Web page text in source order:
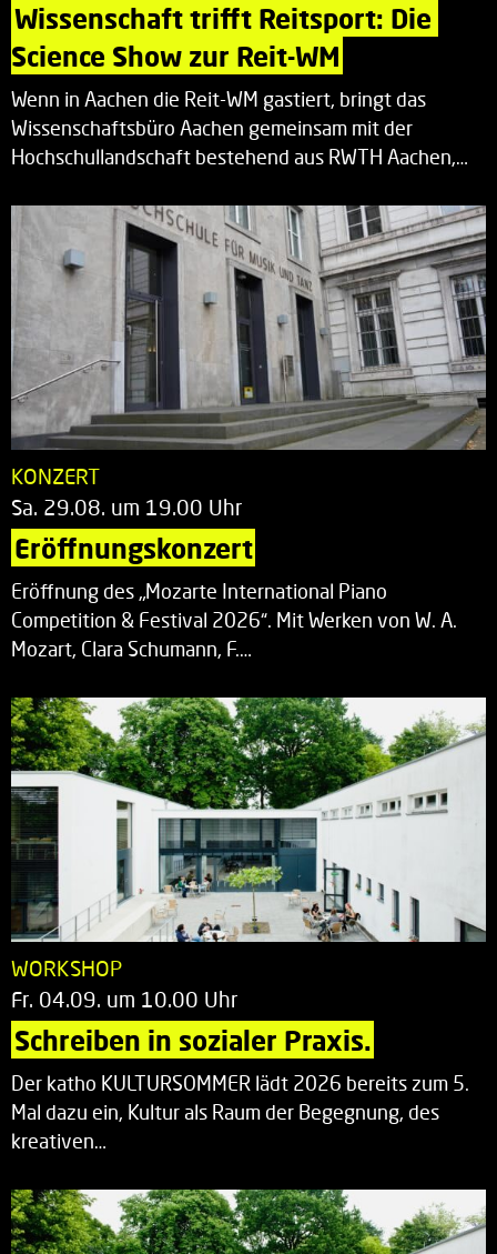
Wissenschaft trifft Reitsport: Die
Science Show zur Reit-WM
Wenn in Aachen die Reit-WM gastiert, bringt das
Wissenschaftsbüro Aachen gemeinsam mit der
Hochschullandschaft bestehend aus RWTH Aachen,…
KONZERT
Sa. 29.08. um 19.00 Uhr
Eröffnungskonzert
Eröffnung des „Mozarte International Piano
Competition & Festival 2026“. Mit Werken von W. A.
Mozart, Clara Schumann, F.…
WORKSHOP
Fr. 04.09. um 10.00 Uhr
Schreiben in sozialer Praxis.
Der katho KULTURSOMMER lädt 2026 bereits zum 5.
Mal dazu ein, Kultur als Raum der Begegnung, des
kreativen…